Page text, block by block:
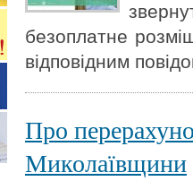
безоплатне
відповідним
Про
Миколаївщини